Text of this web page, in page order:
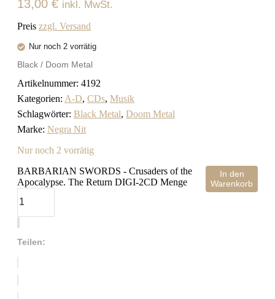
13,00 € inkl. MwSt.
Preis zzgl. Versand
Nur noch 2 vorrätig
Black / Doom Metal
Artikelnummer: 4192
Kategorien: A-D, CDs, Musik
Schlagwörter: Black Metal, Doom Metal
Marke: Negra Nit
Nur noch 2 vorrätig
BARBARIAN SWORDS - Crusaders of the
Apocalypse. The Return DIGI-2CD Menge
In den
Warenkorb
Teilen: